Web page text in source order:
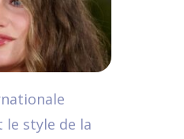
le style de la